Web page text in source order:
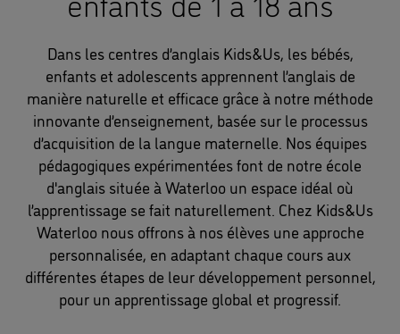
Dans les centres d’anglais Kids&Us, les bébés,
enfants et adolescents apprennent l’anglais de
manière naturelle et efficace grâce à notre méthode
innovante d’enseignement, basée sur le processus
d’acquisition de la langue maternelle. Nos équipes
pédagogiques expérimentées font de notre école
d'anglais située à Waterloo un espace idéal où
l’apprentissage se fait naturellement. Chez Kids&Us
Waterloo nous offrons à nos élèves une approche
personnalisée, en adaptant chaque cours aux
différentes étapes de leur développement personnel,
pour un apprentissage global et progressif.